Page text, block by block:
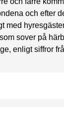
och efter
sover på
enligt siffror